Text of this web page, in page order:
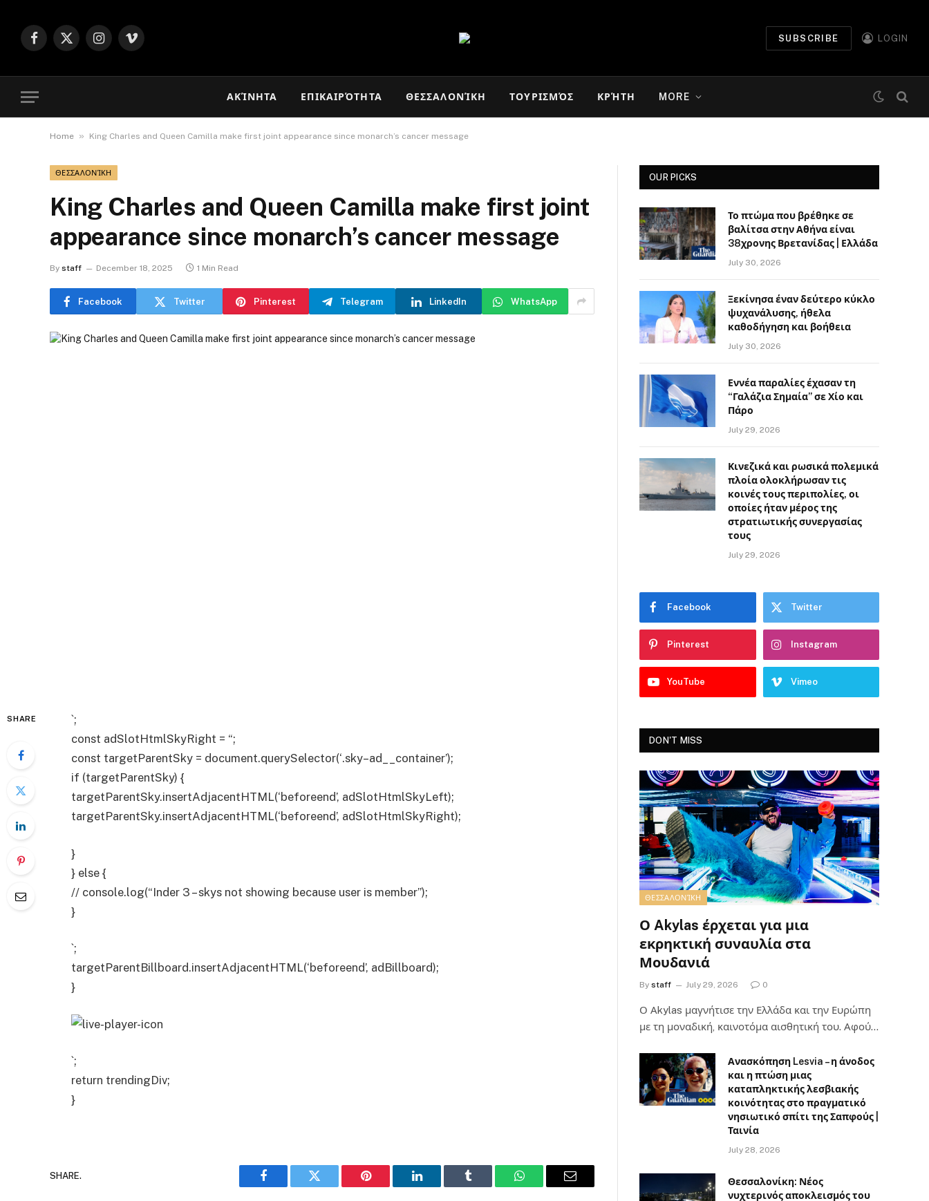
Facebook
X
Instagram
Vimeo
SUBSCRIBE LOGIN
ΑΚΊΝΗΤΑ ΕΠΙΚΑΙΡΌΤΗΤΑ ΘΕΣΣΑΛΟΝΊΚΗ ΤΟΥΡΙΣΜΌΣ ΚΡΉΤΗ MORE
Home » King Charles and Queen Camilla make first joint appearance since monarch’s cancer message
ΘΕΣΣΑΛΟΝΊΚΗ
King Charles and Queen Camilla make first joint
appearance since monarch’s cancer message
By staff December 18, 2025 1 Min Read
Facebook Twitter Pinterest Telegram LinkedIn WhatsApp
SHARE
`;
const adSlotHtmlSkyRight = “;
const targetParentSky = document.querySelector(‘.sky–ad__container’);
if (targetParentSky) {
targetParentSky.insertAdjacentHTML(‘beforeend’, adSlotHtmlSkyLeft);
targetParentSky.insertAdjacentHTML(‘beforeend’, adSlotHtmlSkyRight);
}
} else {
// console.log(“Inder 3 – skys not showing because user is member”);
}
`;
targetParentBillboard.insertAdjacentHTML(‘beforeend’, adBillboard);
}
`;
return trendingDiv;
}
SHARE.
Facebook Twitter Pinterest LinkedIn Tumblr WhatsAppEmail
OUR PICKS
Το πτώμα που βρέθηκε σε
βαλίτσα στην Αθήνα είναι
38χρονης Βρετανίδας | Ελλάδα
July 30, 2026
Ξεκίνησα έναν δεύτερο κύκλο
ψυχανάλυσης, ήθελα
καθοδήγηση και βοήθεια
July 30, 2026
Εννέα παραλίες έχασαν τη
“Γαλάζια Σημαία” σε Χίο και
Πάρο
July 29, 2026
Κινεζικά και ρωσικά πολεμικά
πλοία ολοκλήρωσαν τις
κοινές τους περιπολίες, οι
οποίες ήταν μέρος της
στρατιωτικής συνεργασίας
τους
July 29, 2026
Facebook Twitter
Pinterest Instagram
YouTube Vimeo
DON'T MISS
ΘΕΣΣΑΛΟΝΊΚΗ
Ο Akylas έρχεται για μια
εκρηκτική συναυλία στα
Μουδανιά
By staff July 29, 2026 0
Ο Αkylas μαγνήτισε την Ελλάδα και την Ευρώπη
με τη μοναδική, καινοτόμα αισθητική του. Αφού…
Ανασκόπηση Lesvia – η άνοδος
και η πτώση μιας
καταπληκτικής λεσβιακής
κοινότητας στο πραγματικό
νησιωτικό σπίτι της Σαπφούς |
Ταινία
July 28, 2026
Θεσσαλονίκη: Νέος
νυχτερινός αποκλεισμός του